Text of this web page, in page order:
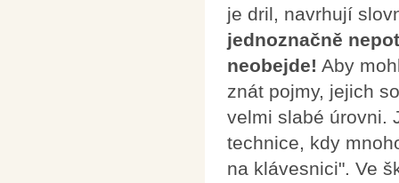
je dril, navrhují
jednoznačně
neobejde! Aby
znát pojmy, jejich
velmi slabé úrovni.
technice, kdy
na klávesnici". Ve